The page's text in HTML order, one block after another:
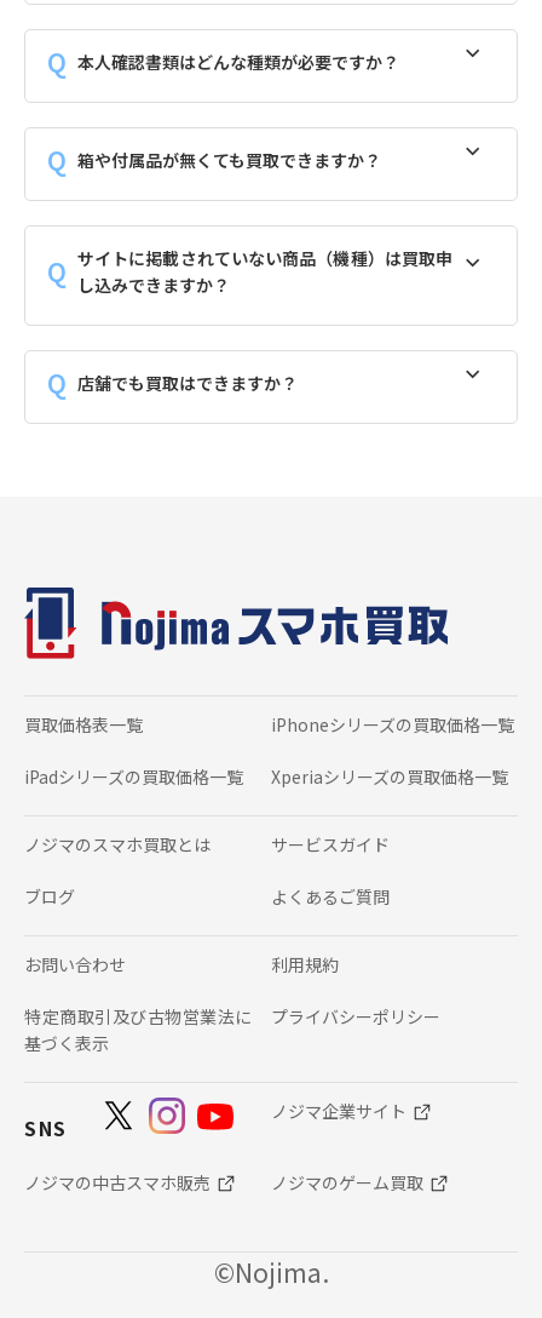
本人確認書類はどんな種類が必要ですか？
箱や付属品が無くても買取できますか？
サイトに掲載されていない商品（機種）は買取申
し込みできますか？
店舗でも買取はできますか？
買取価格表一覧 iPhoneシリーズの 買取価格一覧
iPadシリーズの 買取価格一覧 Xperiaシリーズの 買取価格一覧
ノジマのスマホ買取とは サービスガイド
ブログ よくあるご質問
お問い合わせ 利用規約
特定商取引及び古物営業法に
基づく表示
プライバシーポリシー
SNS
ノジマ企業サイト
ノジマの中古スマホ販売 ノジマのゲーム買取
©Nojima.